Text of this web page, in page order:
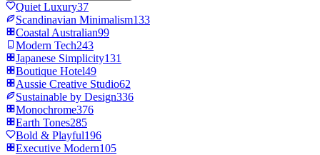
Quiet Luxury37
Scandinavian Minimalism133
Coastal Australian99
Modern Tech243
Japanese Simplicity131
Boutique Hotel49
Aussie Creative Studio62
Sustainable by Design336
Monochrome376
Earth Tones285
Bold & Playful196
Executive Modern105